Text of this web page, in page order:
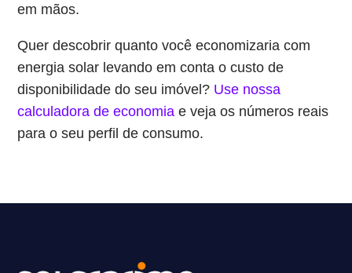
em mãos.
Quer descobrir quanto você economizaria com
energia solar levando em conta o custo de
disponibilidade do seu imóvel? Use nossa
calculadora de economia e veja os números reais
para o seu perfil de consumo.